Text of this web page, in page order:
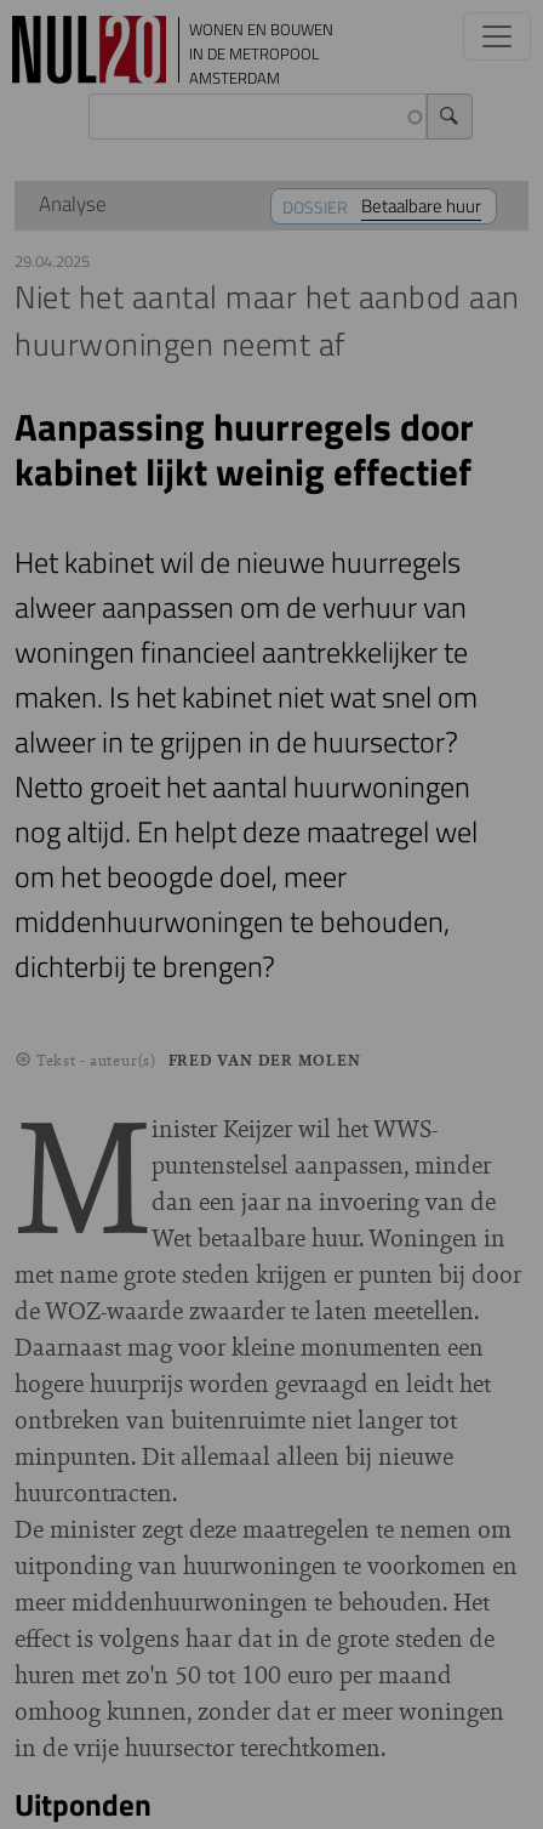
Overslaan en naar de inhoud gaan
WONEN EN BOUWEN
IN DE METROPOOL
AMSTERDAM
DOSSIER Betaalbare huur
Analyse
29.04.2025
Niet het aantal maar het aanbod aan
huurwoningen neemt af
Aanpassing huurregels door
kabinet lijkt weinig effectief
Het kabinet wil de nieuwe huurregels
alweer aanpassen om de verhuur van
woningen financieel aantrekkelijker te
maken. Is het kabinet niet wat snel om
alweer in te grijpen in de huursector?
Netto groeit het aantal huurwoningen
nog altijd. En helpt deze maatregel wel
om het beoogde doel, meer
middenhuurwoningen te behouden,
dichterbij te brengen?
Tekst - auteur(s) FRED VAN DER MOLEN
Minister Keijzer wil het WWS-
puntenstelsel aanpassen, minder
dan een jaar na invoering van de
Wet betaalbare huur. Woningen in
met name grote steden krijgen er punten bij door
de WOZ-waarde zwaarder te laten meetellen.
Daarnaast mag voor kleine monumenten een
hogere huurprijs worden gevraagd en leidt het
ontbreken van buitenruimte niet langer tot
minpunten. Dit allemaal alleen bij nieuwe
huurcontracten.
De minister zegt deze maatregelen te nemen om
uitponding van huurwoningen te voorkomen en
meer middenhuurwoningen te behouden. Het
effect is volgens haar dat in de grote steden de
huren met zo'n 50 tot 100 euro per maand
omhoog kunnen, zonder dat er meer woningen
in de vrije huursector terechtkomen.
Uitponden